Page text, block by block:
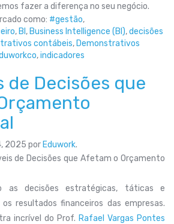
fazer a diferença no seu negócio.
como: #gestão,
, BI , Business Intelligence (BI),decisões
contábeis, Demonstrativos
,indicadores
de Decisões que
2025 por Eduwork.
de Decisões que Afetam o Orçamento
as decisões estratégicas, táticas e
resultados financeiros das empresas.
incrível do Prof. Rafael Vargas Pontes